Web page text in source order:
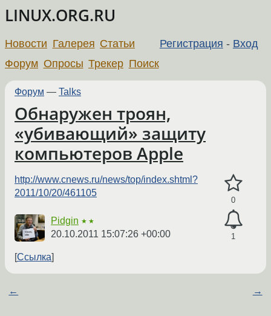
LINUX.ORG.RU
Регистрация - Вход
Новости Галерея Статьи
Форум Опросы Трекер Поиск
Форум — Talks
Обнаружен троян,
«убивающий» защиту
компьютеров Apple
0
1
http://www.cnews.ru/news/top/index.shtml?
2011/10/20/461105
Pidgin ★★
20.10.2011 15:07:26 +00:00
Ссылка
← →